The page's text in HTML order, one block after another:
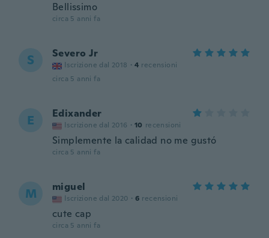
Bellissimo
circa 5 anni fa
S Severo Jr
Iscrizione dal 2018 · 4 recensioni
circa 5 anni fa
E Edixander
Iscrizione dal 2016 · 10 recensioni
Simplemente la calidad no me gustó
circa 5 anni fa
M miguel
Iscrizione dal 2020 · 6 recensioni
cute cap
circa 5 anni fa